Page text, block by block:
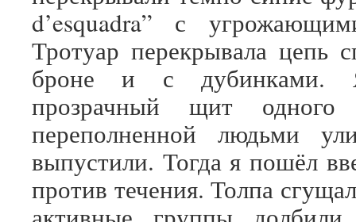
d’esquadra” с
Тротуар перекрывала цепь
броне и с дубинками.
прозрачный щит
переполненной людьми
выпустили. Тогда я пошёл
против течения. Толпа